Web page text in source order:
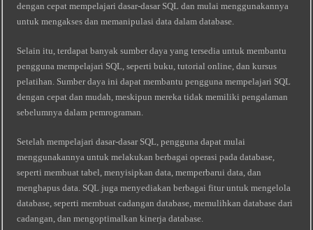
dengan cepat mempelajari dasar-dasar SQL dan mulai menggunakannya
untuk mengakses dan memanipulasi data dalam database.
Selain itu, terdapat banyak sumber daya yang tersedia untuk membantu
pengguna mempelajari SQL, seperti buku, tutorial online, dan kursus
pelatihan. Sumber daya ini dapat membantu pengguna mempelajari SQL
dengan cepat dan mudah, meskipun mereka tidak memiliki pengalaman
sebelumnya dalam pemrograman.
Setelah mempelajari dasar-dasar SQL, pengguna dapat mulai
menggunakannya untuk melakukan berbagai operasi pada database,
seperti membuat tabel, menyisipkan data, memperbarui data, dan
menghapus data. SQL juga menyediakan berbagai fitur untuk mengelola
database, seperti membuat cadangan database, memulihkan database dari
cadangan, dan mengoptimalkan kinerja database.